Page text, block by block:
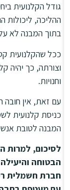
גודל הקלנועית
ההליכה, ליכולות
בתוך המבנה לא
ככל שהקלנועית
וצורתה, כך יהיה קל
וחנויות.
עם זאת, אין חובה
כניסת קלנועית
המבנה לטובת
לסיכום, למרות
הבטוחה והיעילה
חברת חשמלית